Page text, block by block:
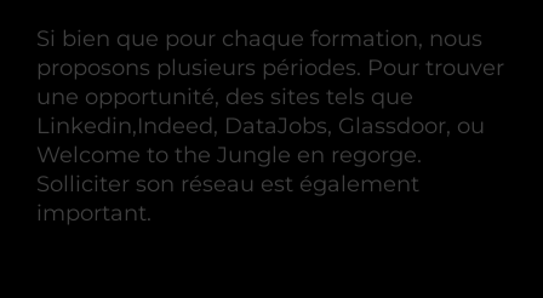
Si bien que pour chaque formation, nous
proposons plusieurs périodes. Pour trouver
une opportunité, des sites tels que
Linkedin,Indeed, DataJobs, Glassdoor, ou
Welcome to the Jungle en regorge.
Solliciter son réseau est également
important.